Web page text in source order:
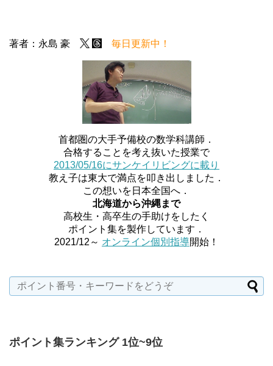
著者：永島 豪 毎日更新中！
首都圏の大手予備校の数学科講師．
合格することを考え抜いた授業で
2013/05/16にサンケイリビングに載り
教え子は東大で満点を叩き出しました．
この想いを日本全国へ．
北海道から沖縄まで
高校生・高卒生の手助けをしたく
ポイント集を製作しています．
2021/12～ オンライン個別指導開始！
ポイント集ランキング 1位~9位